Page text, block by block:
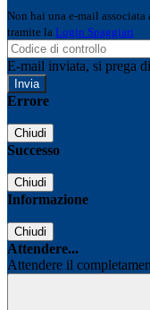
Non hai una e-mail
tramite la Login Spaggiari
E-mail inviata, si prega
Errore
Chiudi
Successo
Chiudi
Informazione
Chiudi
Attendere...
Attendere il